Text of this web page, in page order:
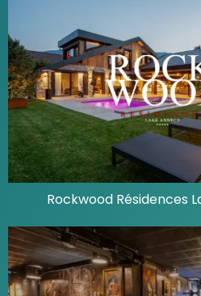
Rockwood Résidences